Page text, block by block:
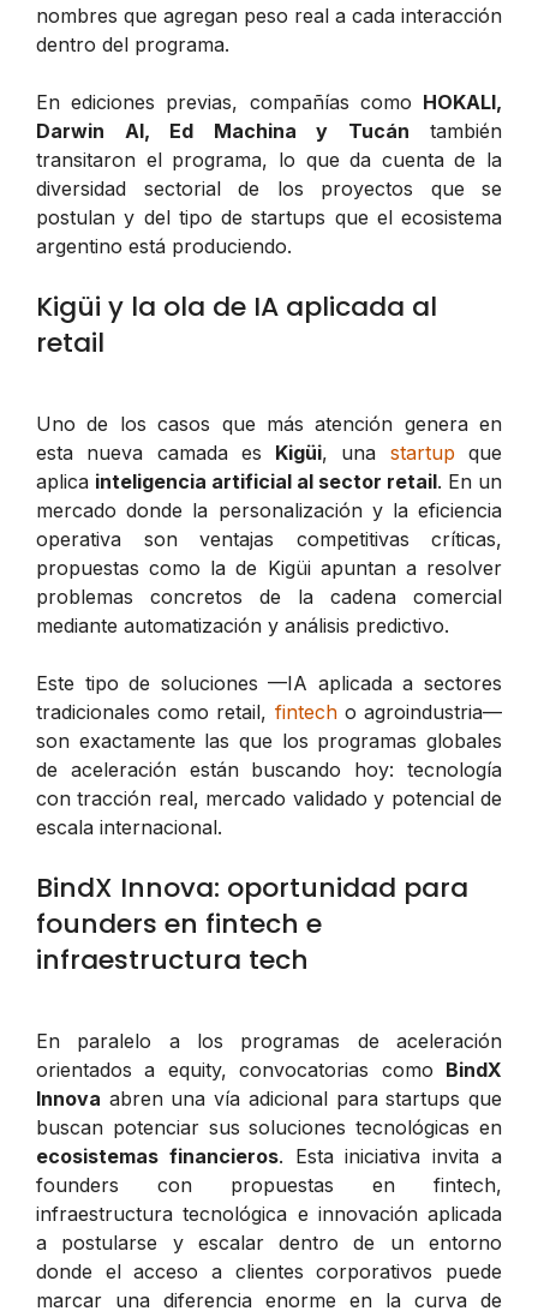
nombres que agregan peso real a cada interacción
dentro del programa.
En ediciones previas, compañías como HOKALI,
Darwin AI, Ed Machina y Tucán también
transitaron el programa, lo que da cuenta de la
diversidad sectorial de los proyectos que se
postulan y del tipo de startups que el ecosistema
argentino está produciendo.
Kigüi y la ola de IA aplicada al
retail
Uno de los casos que más atención genera en
esta nueva camada es Kigüi, una startup que
aplica inteligencia artificial al sector retail. En un
mercado donde la personalización y la eficiencia
operativa son ventajas competitivas críticas,
propuestas como la de Kigüi apuntan a resolver
problemas concretos de la cadena comercial
mediante automatización y análisis predictivo.
Este tipo de soluciones —IA aplicada a sectores
tradicionales como retail, fintecho agroindustria—
son exactamente las que los programas globales
de aceleración están buscando hoy: tecnología
con tracción real, mercado validado y potencial de
escala internacional.
BindX Innova: oportunidad para
founders en fintech e
infraestructura tech
En paralelo a los programas de aceleración
orientados a equity, convocatorias como BindX
Innova abren una vía adicional para startups que
buscan potenciar sus soluciones tecnológicas en
ecosistemas financieros. Esta iniciativa invita a
founders con propuestas en fintech,
infraestructura tecnológica e innovación aplicada
a postularse y escalar dentro de un entorno
donde el acceso a clientes corporativos puede
marcar una diferencia enorme en la curva de